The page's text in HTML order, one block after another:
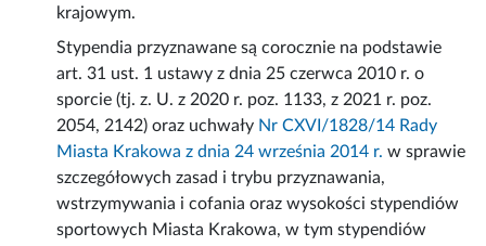
krajowym.
Stypendia przyznawane są corocznie na podstawie
art. 31 ust. 1 ustawy z dnia 25 czerwca 2010 r. o
sporcie (tj. z. U. z 2020 r. poz. 1133, z 2021 r. poz.
2054, 2142) oraz uchwały Nr CXVI/1828/14 Rady
Miasta Krakowa z dnia 24 września 2014 r. w sprawie
szczegółowych zasad i trybu przyznawania,
wstrzymywania i cofania oraz wysokości stypendiów
sportowych Miasta Krakowa, w tym stypendiów